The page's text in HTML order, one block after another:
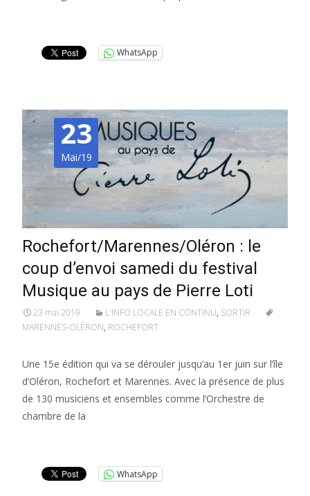
WhatsApp
23
Mai/19
Rochefort/Marennes/Oléron : le
coup d’envoi samedi du festival
Musique au pays de Pierre Loti
23 mai 2019 L'INFO LOCALE EN CONTINU, SORTIR
MARENNES-OLÉRON, ROCHEFORT
Une 15e édition qui va se dérouler jusqu’au 1er juin sur l’île
d’Oléron, Rochefort et Marennes. Avec la présence de plus
de 130 musiciens et ensembles comme l’Orchestre de
chambre de la
WhatsApp